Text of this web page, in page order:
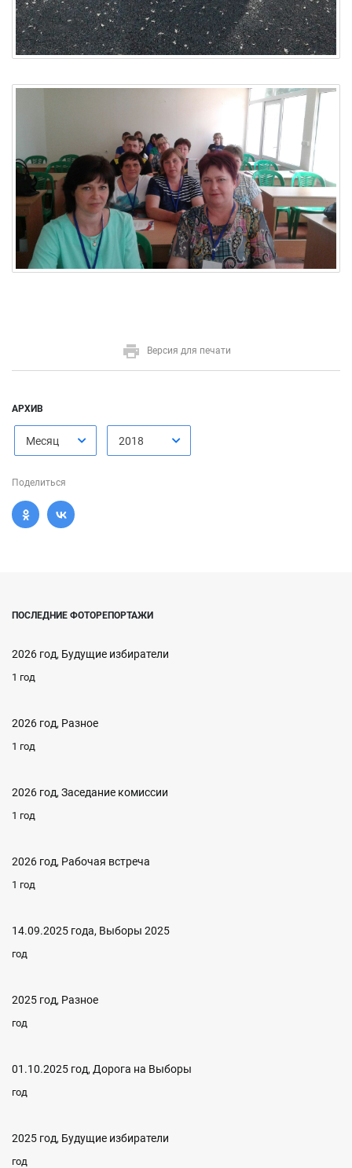
Версия для печати
АРХИВ
Месяц 2018
Поделиться
ПОСЛЕДНИЕ ФОТОРЕПОРТАЖИ
2026 год, Будущие избиратели
1 год
2026 год, Разное
1 год
2026 год, Заседание комиссии
1 год
2026 год, Рабочая встреча
1 год
14.09.2025 года, Выборы 2025
год
2025 год, Разное
год
01.10.2025 год, Дорога на Выборы
год
2025 год, Будущие избиратели
год